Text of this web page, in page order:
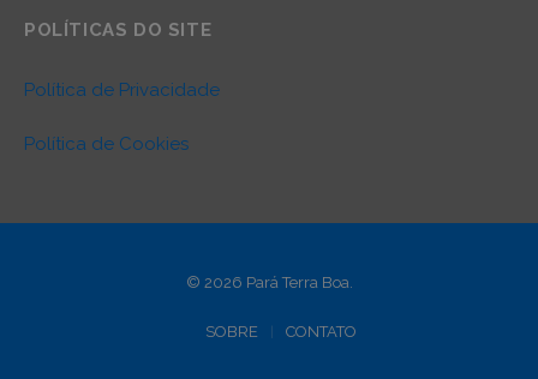
POLÍTICAS DO SITE
Política de Privacidade
Política de Cookies
© 2026 Pará Terra Boa.
SOBRE CONTATO